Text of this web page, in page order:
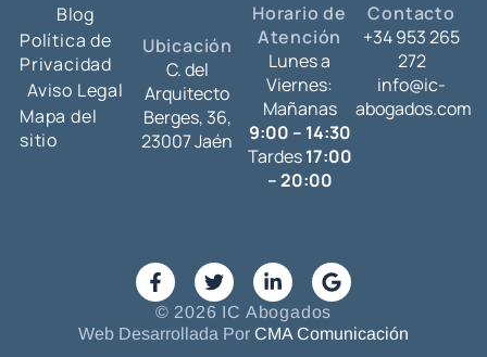
Blog
Política de
Privacidad
Aviso Legal
Mapa del
sitio
Ubicación
C. del
Arquitecto
Berges, 36,
23007 Jaén
Horario de
Atención
Lunes a
Viernes:
Mañanas
9:00 – 14:30
Tardes17:00
– 20:00
Contacto
+34 953 265
272
info@ic-
abogados.com
© 2026 IC Abogados
Web Desarrollada Por CMA Comunicación